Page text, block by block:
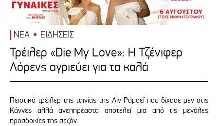
ΝΕΑ ΕΙΔΗΣΕΙΣ
Τρέιλερ «Die My Love»: Η Τζένιφερ
Λόρενς αγριεύει για τα καλά
Πειστικό τρέιλερ της ταινίας της Λιν Ράμσεϊ που δίχασε μεν στις
Κάννες αλλά ανεπηρέαστα αποτελεί μια από τις μεγάλες
προσδοκίες της σεζόν.